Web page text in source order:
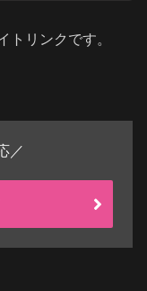
トリンクです。
／